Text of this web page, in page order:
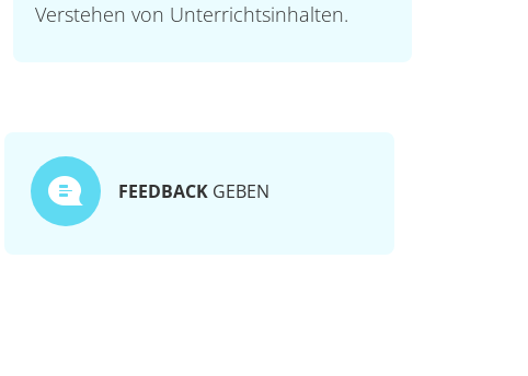
Verstehen von Unterrichtsinhalten.
FEEDBACK GEBEN